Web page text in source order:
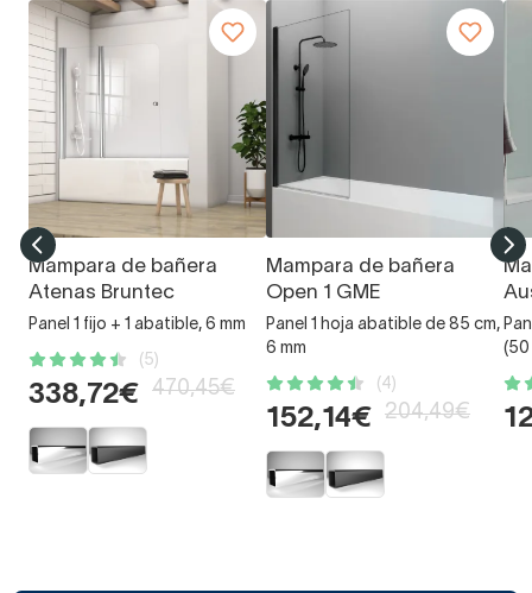
Mampara de bañera
Atenas Bruntec
Panel 1 fijo + 1 abatible, 6 mm
(5)
338,72€ 470,45€
Mampara de bañera
Open 1 GME
Panel 1 hoja abatible de 85 cm,
6 mm
(4)
152,14€ 204,49€
(50